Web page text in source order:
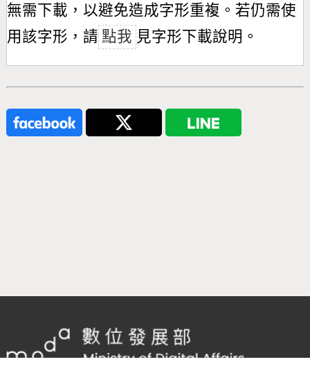
無需下載，以避免造成字形重複。若仍需使
用該字形，請 點我 見字形下載說明。